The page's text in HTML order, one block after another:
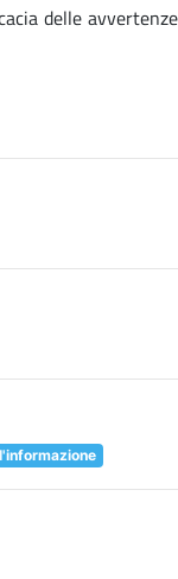
delle avvertenze